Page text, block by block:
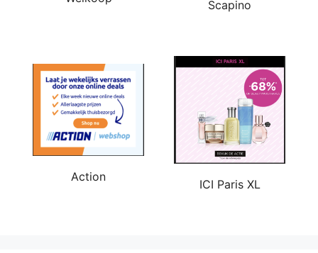
Scapino
Action
ICI Paris XL